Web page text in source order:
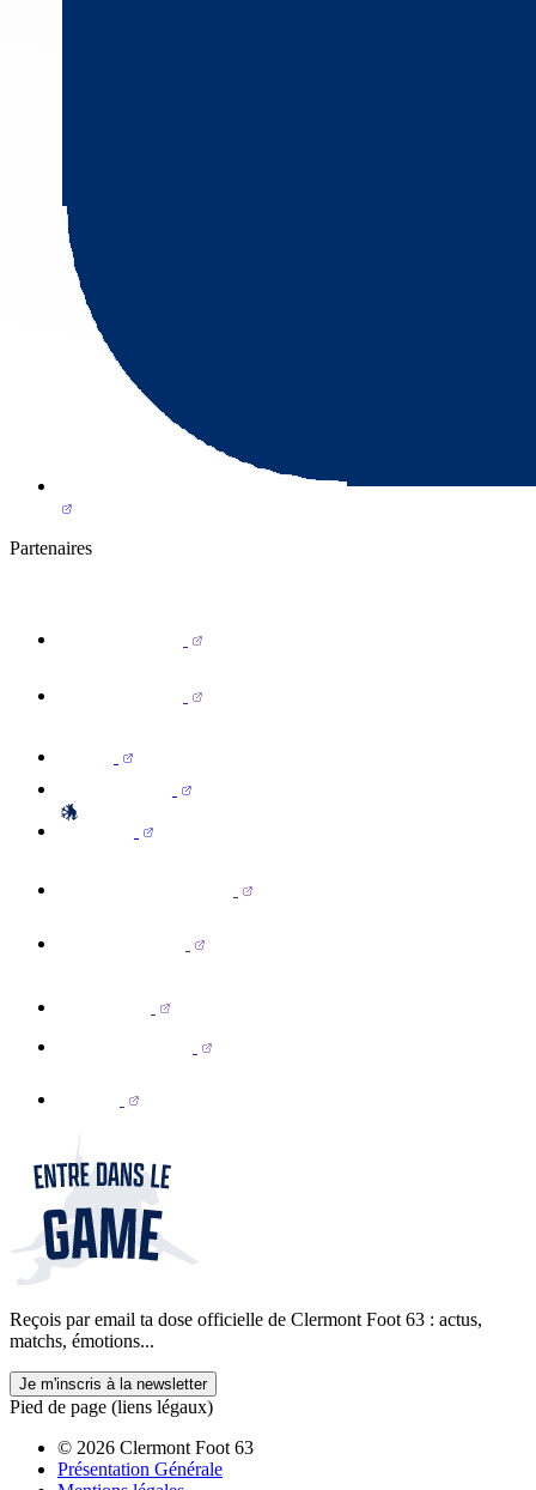
Partenaires
Reçois par email ta dose officielle de Clermont Foot 63 : actus,
matchs, émotions...
Je m'inscris à la newsletter
Pied de page (liens légaux)
© 2026 Clermont Foot 63
Présentation Générale